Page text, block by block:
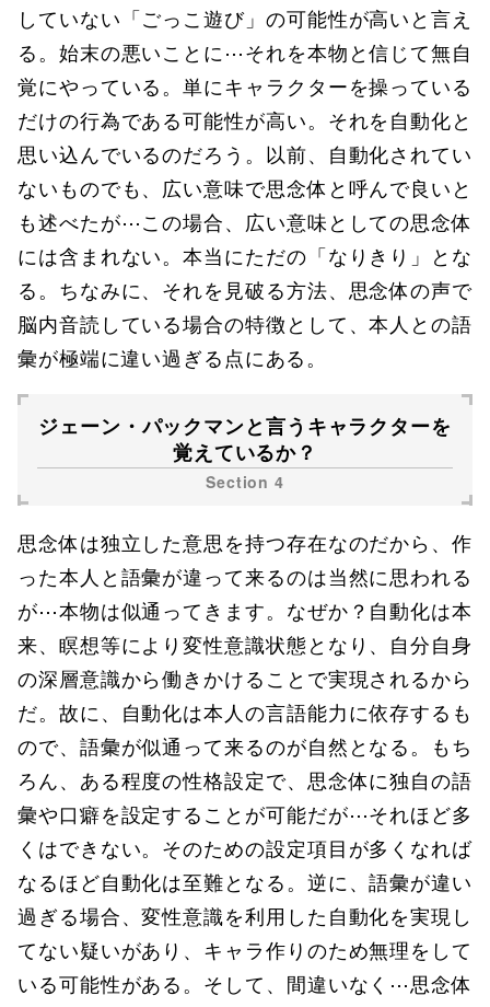
していない「ごっこ遊び」の可能性が高いと言え
る。始末の悪いことに⋯それを本物と信じて無自
覚にやっている。単にキャラクターを操っている
だけの行為である可能性が高い。それを自動化と
思い込んでいるのだろう。以前、自動化されてい
ないものでも、広い意味で思念体と呼んで良いと
も述べたが⋯この場合、広い意味としての思念体
には含まれない。本当にただの「なりきり」とな
る。ちなみに、それを見破る方法、思念体の声で
脳内音読している場合の特徴として、本人との語
彙が極端に違い過ぎる点にある。
ジェーン・パックマンと言うキャラクターを
覚えているか？
思念体は独立した意思を持つ存在なのだから、作
った本人と語彙が違って来るのは当然に思われる
が⋯本物は似通ってきます。なぜか？自動化は本
来、瞑想等により変性意識状態となり、自分自身
の深層意識から働きかけることで実現されるから
だ。故に、自動化は本人の言語能力に依存するも
ので、語彙が似通って来るのが自然となる。もち
ろん、ある程度の性格設定で、思念体に独自の語
彙や口癖を設定することが可能だが⋯それほど多
くはできない。そのための設定項目が多くなれば
なるほど自動化は至難となる。逆に、語彙が違い
過ぎる場合、変性意識を利用した自動化を実現し
てない疑いがあり、キャラ作りのため無理をして
いる可能性がある。そして、間違いなく⋯思念体